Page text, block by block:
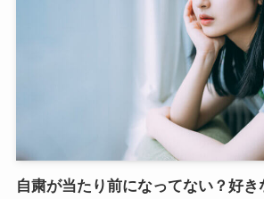
自粛が当たり前になってない？好